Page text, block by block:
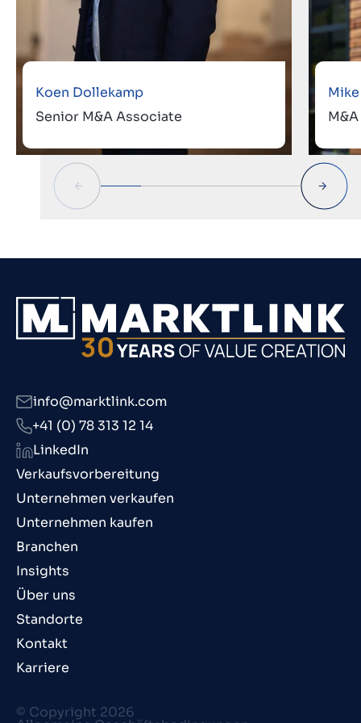
Koen Dollekamp
Senior M&A Associate
Verkaufsvorbereitung
Unternehmen verkaufen
Unternehmen kaufen
Branchen
Insights
Über uns
Standorte
Kontakt
Karriere
info@marktlink.com
+41 (0) 78 313 12 14
LinkedIn
© Copyright 2026